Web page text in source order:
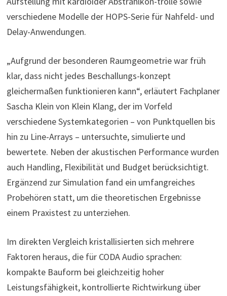
verschiedene Modelle der HOPS-Serie für Nahfeld- und
Delay-Anwendungen.
„Aufgrund der besonderen Raumgeometrie war früh
klar, dass nicht jedes Beschallungs-konzept
gleichermaßen funktionieren kann“, erläutert Fachplaner
Sascha Klein von Klein Klang, der im Vorfeld
verschiedene Systemkategorien – von Punktquellen bis
hin zu Line-Arrays – untersuchte, simulierte und
bewertete. Neben der akustischen Performance wurden
auch Handling, Flexibilität und Budget berücksichtigt.
Ergänzend zur Simulation fand ein umfangreiches
Probehören statt, um die theoretischen Ergebnisse
einem Praxistest zu unterziehen.
Im direkten Vergleich kristallisierten sich mehrere
Faktoren heraus, die für CODA Audio sprachen:
kompakte Bauform bei gleichzeitig hoher
Leistungsfähigkeit, kontrollierte Richtwirkung über